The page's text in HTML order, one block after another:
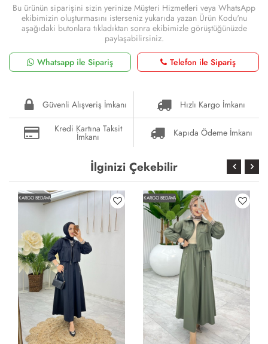
Bu ürünün siparişini sizin yerinize Müşteri Hizmetleri veya WhatsApp
ekibimizin oluşturmasını isterseniz yukarıda yazan Ürün Kodu'nu
aşağıdaki butonlara tıkladıktan sonra ekibimizle görüştüğünüzde
paylaşabilirsiniz.
Whatsapp ile Sipariş
Telefon ile Sipariş
Güvenli Alışveriş İmkanı
Hızlı Kargo İmkanı
Kredi Kartına Taksit
İmkanı Kapıda Ödeme İmkanı
İlginizi Çekebilir
KARGO BEDAVA KARGO BEDAVA